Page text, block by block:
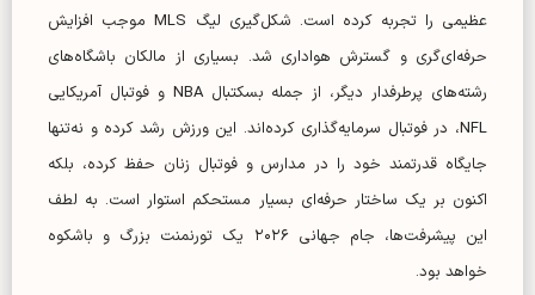
عظیمی را تجربه کرده است. شکل‌گیری لیگ MLS موجب افزایش
حرفه‌ای‌گری و گسترش هواداری شد. بسیاری از مالکان باشگاه‌های
رشته‌های پرطرفدار دیگر، از جمله بسکتبال NBA و فوتبال آمریکایی
NFL، در فوتبال سرمایه‌گذاری کرده‌اند. این ورزش رشد کرده و نه‌تنها
جایگاه قدرتمند خود را در مدارس و فوتبال زنان حفظ کرده، بلکه
اکنون بر یک ساختار حرفه‌ای بسیار مستحکم استوار است. به لطف
این پیشرفت‌ها، جام جهانی ۲۰۲۶ یک تورنمنت بزرگ و باشکوه
خواهد بود.